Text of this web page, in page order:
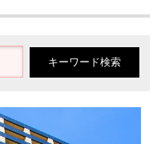
キーワード検索